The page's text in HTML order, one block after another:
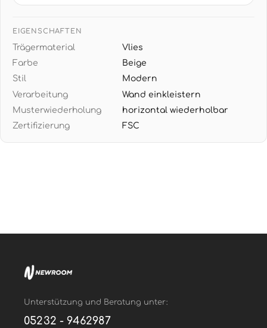
entspricht 3,60 m² - die Streifentapete ist
ansatzfrei verarbeitbar ohne Musterverschnitt für
einfache Verlegung
WARME FARBHARMONIE: Sanfte Beigetöne mit
zarten Rosa-Nuancen verleihen jedem Raum eine
gemütliche Ausstrahlung - ideal zu weißen oder
naturfarbenen Möbeln und goldenen Akzenten
EIGENSCHAFTEN
Trägermaterial
Vlies
Farbe
Beige
Stil
Modern
Verarbeitung
Wand einkleistern
Musterwiederholung
horizontal wiederholbar
Zertifizierung
FSC
Unterstützung und Beratung unter:
05232 - 9462987